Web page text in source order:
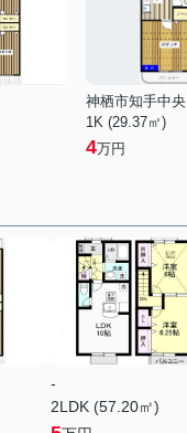
神栖市知手中央
1K (29.37㎡)
4万円
-
2LDK (57.20㎡)